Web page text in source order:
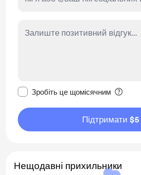
Зробіть це щомісячним
Підтримати $5
Нещодавні прихильники